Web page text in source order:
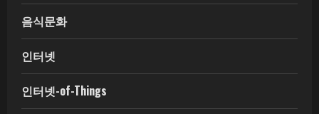
음식문화
인터넷
인터넷-of-Things